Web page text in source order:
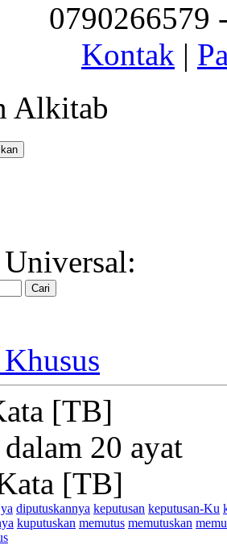
0790266579
Kontak |
Alkitab
[TB]
20 ayat
[TB]
diputuskannya keputusan keputusan-Ku
kuputuskan memutus memutuskan